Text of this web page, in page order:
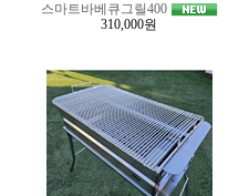
스마트바베큐그릴400
310,000원